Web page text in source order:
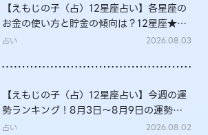
【えもじの子（占）12星座占い】各星座の
お金の使い方と貯金の傾向は？12星座★徹
底解説
占い 2026.08.03
【えもじの子（占）12星座占い】今週の運
勢ランキング！8月3日～8月9日の運勢
は？
占い 2026.08.02